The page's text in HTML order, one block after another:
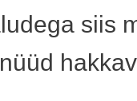
siis